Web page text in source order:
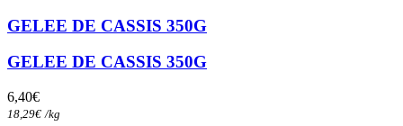
GELEE DE CASSIS 350G
GELEE DE CASSIS 350G
6,40€
18,29€ /kg